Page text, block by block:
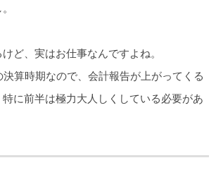
ど、実はお仕事なんですよね。
算時期なので、会計報告が上がってくる
に前半は極力大人しくしている必要があ